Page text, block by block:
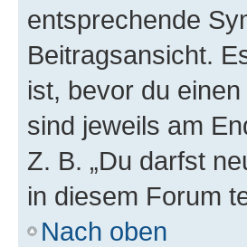
entsprechende
Beitragsansicht.
ist, bevor du
sind jeweils am
Z. B. „Du darfst
in diesem Forum
Nach oben